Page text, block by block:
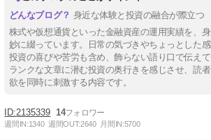
身近な体験と投資の融合が際立つ
株式や仮想通貨といった金融資産の運用実績を、
妙に綴っています。日常の気づきやちょっとした感
投資の喜びや苦労も含め、飾らない語り口で伝え
ランクな文章に潜む投資の奥行きを感じさせ、読
欲を同時に刺激する内容です。
2135339 14
週間IN:1340 週間OUT:2640 月間IN:5700